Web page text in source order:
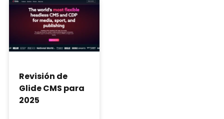
Revisión de
Glide CMS para
2025